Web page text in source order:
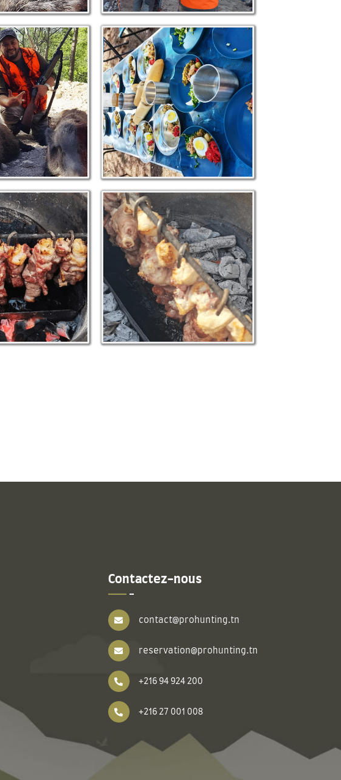
Contactez-nous
contact@prohunting.tn
reservation@prohunting.tn
+216 94 924 200
+216 27 001 008